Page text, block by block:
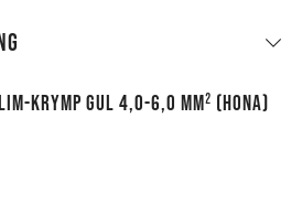
KRYMP GUL 4,0-6,0 MM² (HONA)